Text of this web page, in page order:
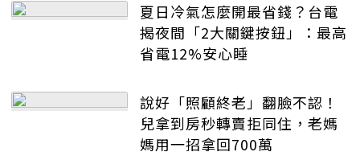
夏日冷氣怎麼開最省錢？台電
揭夜間「2大關鍵按鈕」：最高
省電12%安心睡
說好「照顧終老」翻臉不認！
兒拿到房秒轉賣拒同住，老媽
媽用一招拿回700萬